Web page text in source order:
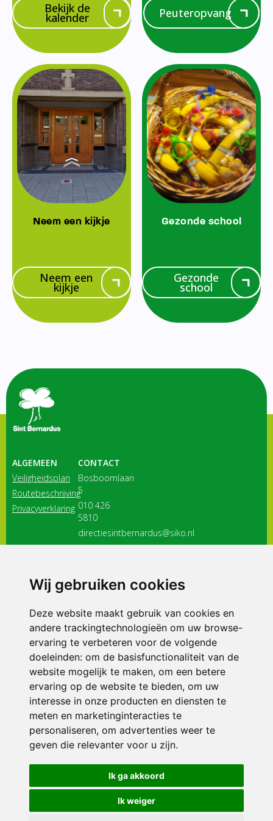
Wij gebruiken cookies
Deze website maakt gebruik van cookies en
andere trackingtechnologieën om uw browse-
ervaring te verbeteren voor de volgende
doeleinden: om de basisfunctionaliteit van de
website mogelijk te maken, om een betere
ervaring op de website te bieden, om uw
interesse in onze producten en diensten te
meten en marketinginteracties te
personaliseren, om advertenties weer te
geven die relevanter voor u zijn.
Ik ga akkoord
Ik weiger
Bekijk de
kalender Peuteropvang
Neem een kijkje
Neem een
kijkje
Gezonde school
Gezonde
school
ALGEMEEN
Veiligheidsplan
Routebeschrijving
Privacyverklaring
CONTACT
Bosboomlaan
5
010 426
5810
directiesintbernardus@siko.nl
3116 JB
ONDERDEEL VAN
© 2026 Sint Bernardus | Alle rechten voorbehouden
Privacy policy|Disclaimer| Klachtenregeling|RSIN en Anbi
voorkeuren
Crealisatie The MindOffice